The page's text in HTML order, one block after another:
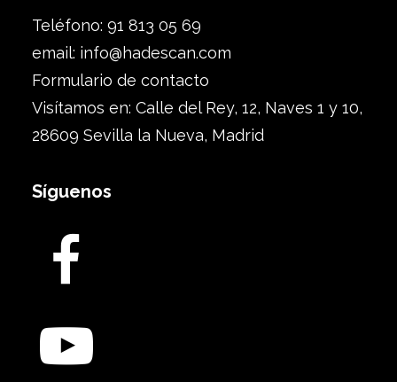
Teléfono: 91 813 05 69
email: info@hadescan.com
Formulario de contacto
Visítamos en: Calle del Rey, 12, Naves 1 y 10,
28609 Sevilla la Nueva, Madrid
Síguenos